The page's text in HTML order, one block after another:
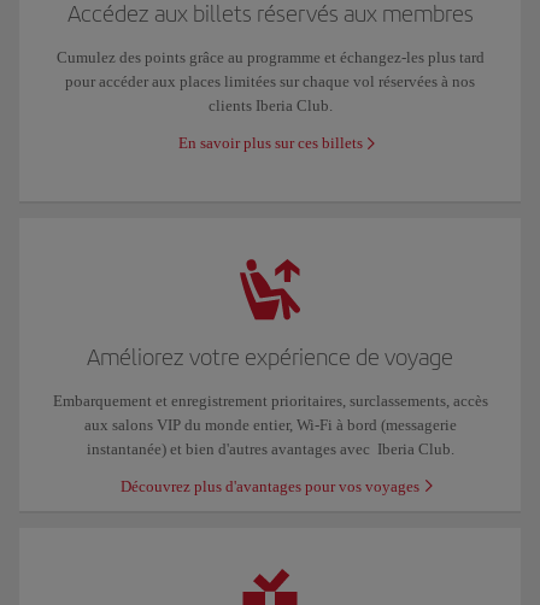
Accédez aux billets réservés aux membres
Cumulez des points grâce au programme et échangez-les plus tard
pour accéder aux places limitées sur chaque vol réservées à nos
clients Iberia Club.
En savoir plus sur ces billets
Améliorez votre expérience de voyage
Embarquement et enregistrement prioritaires, surclassements, accès
aux salons VIP du monde entier, Wi-Fi à bord (messagerie
instantanée) et bien d'autres avantages avec Iberia Club.
Découvrez plus d'avantages pour vos voyages